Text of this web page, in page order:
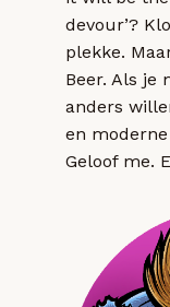
devour’?
plekke.
Beer. Als je
anders
en
Geloof me.